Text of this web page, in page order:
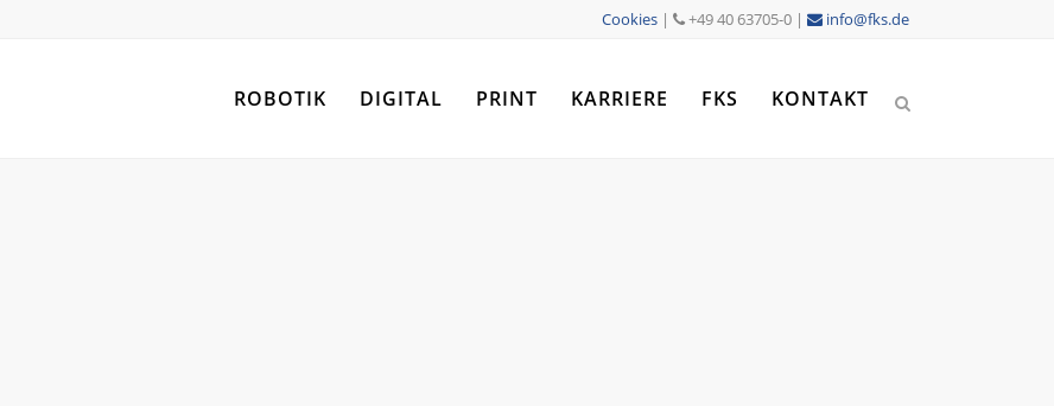
Cookies | +49 40 63705-0 | info@fks.de
ROBOTIK DIGITAL PRINT KARRIERE FKS KONTAKT